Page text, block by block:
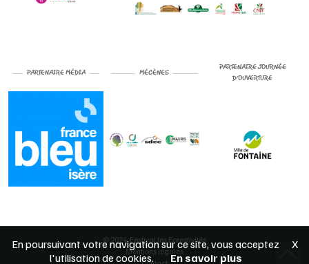
PARTENAIRE MÉDIA MÉCÈNES
PARTENAIRE JOURNÉE
D’OUVERTURE
© 2024 Festival les Forestivités
Mentions légales
En poursuivant votre navigation sur ce site, vous acceptez
l'utilisation de cookies.
En savoir plus
X